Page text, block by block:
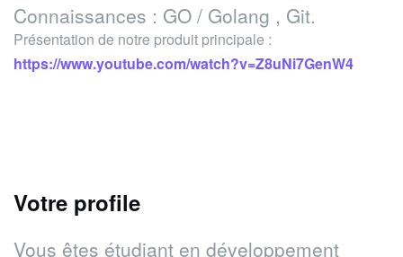
Connaissances : GO / Golang , Git.
Présentation de notre produit principale :
https://www.youtube.com/watch?v=Z8uNi7GenW4
Votre profile
Vous êtes étudiant en développement